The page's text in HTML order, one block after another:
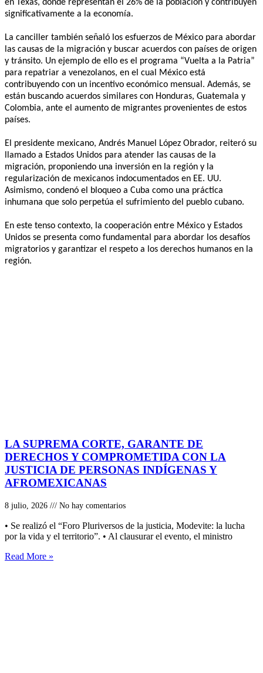
en Texas, donde representan el 26% de la población y contribuyen
significativamente a la economía.
La canciller también señaló los esfuerzos de México para abordar
las causas de la migración y buscar acuerdos con países de origen
y tránsito. Un ejemplo de ello es el programa “Vuelta a la Patria”
para repatriar a venezolanos, en el cual México está
contribuyendo con un incentivo económico mensual. Además, se
están buscando acuerdos similares con Honduras, Guatemala y
Colombia, ante el aumento de migrantes provenientes de estos
países.
El presidente mexicano, Andrés Manuel López Obrador, reiteró su
llamado a Estados Unidos para atender las causas de la
migración, proponiendo una inversión en la región y la
regularización de mexicanos indocumentados en EE. UU.
Asimismo, condenó el bloqueo a Cuba como una práctica
inhumana que solo perpetúa el sufrimiento del pueblo cubano.
En este tenso contexto, la cooperación entre México y Estados
Unidos se presenta como fundamental para abordar los desafíos
migratorios y garantizar el respeto a los derechos humanos en la
región.
LA SUPREMA CORTE, GARANTE DE
DERECHOS Y COMPROMETIDA CON LA
JUSTICIA DE PERSONAS INDÍGENAS Y
AFROMEXICANAS
8 julio, 2026 No hay comentarios
• Se realizó el “Foro Pluriversos de la justicia, Modevite: la lucha
por la vida y el territorio”. • Al clausurar el evento, el ministro
Read More »